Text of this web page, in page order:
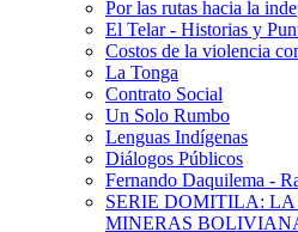
Por las rutas hacia la
El Telar - Historias y
Costos de la violencia
La Tonga
Contrato Social
Un Solo Rumbo
Lenguas Indígenas
Diálogos Públicos
Fernando Daquilema -
SERIE DOMITILA:
MINERAS